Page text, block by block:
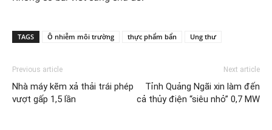
TAGS Ô nhiễm môi trường thực phẩm bẩn Ung thư
Previous article
Nhà máy kẽm xả thải trái phép
vượt gấp 1,5 lần
Next article
Tỉnh Quảng Ngãi xin làm đến
cả thủy điện “siêu nhỏ” 0,7 MW